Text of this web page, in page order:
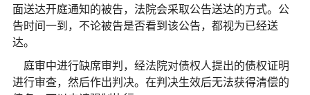
面送达开庭通知的被告，法院会采取公告送达的方式。公
告时间一到，不论被告是否看到该公告，都视为已经送
达。
庭审中进行缺席审判，经法院对债权人提出的债权证明
进行审查，然后作出判决。在判决生效后无法获得清偿的